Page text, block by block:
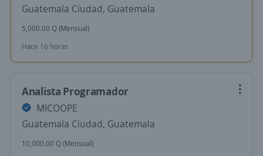
Guatemala Ciudad, Guatemala
5,000.00 Q (Mensual)
Hace 16 horas
Analista Programador
MICOOPE
Guatemala Ciudad, Guatemala
10,000.00 Q (Mensual)